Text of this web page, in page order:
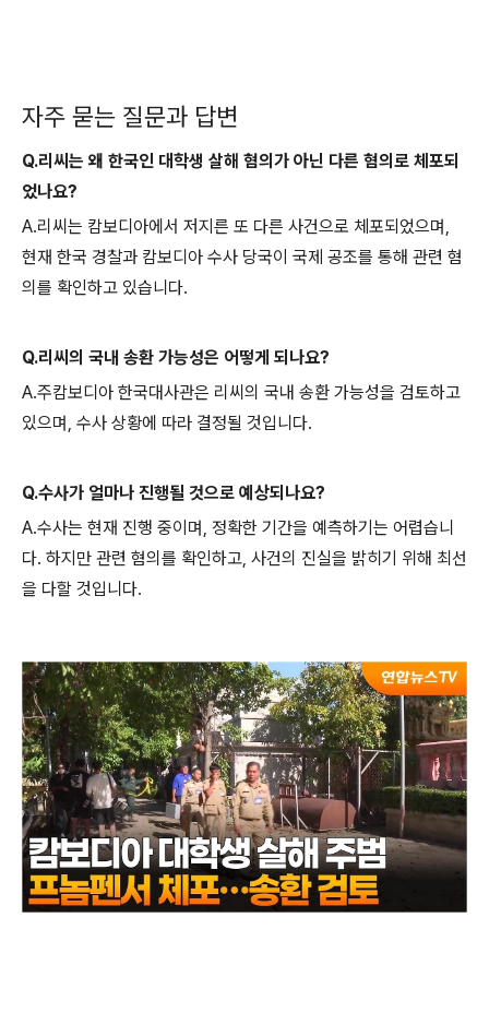
자주 묻는 질문과 답변
Q.리씨는 왜 한국인 대학생 살해 혐의가 아닌 다른 혐의로 체포되
었나요?
A.리씨는 캄보디아에서 저지른 또 다른 사건으로 체포되었으며,
현재 한국 경찰과 캄보디아 수사 당국이 국제 공조를 통해 관련 혐
의를 확인하고 있습니다.
Q.리씨의 국내 송환 가능성은 어떻게 되나요?
A.주캄보디아 한국대사관은 리씨의 국내 송환 가능성을 검토하고
있으며, 수사 상황에 따라 결정될 것입니다.
Q.수사가 얼마나 진행될 것으로 예상되나요?
A.수사는 현재 진행 중이며, 정확한 기간을 예측하기는 어렵습니
다. 하지만 관련 혐의를 확인하고, 사건의 진실을 밝히기 위해 최선
을 다할 것입니다.